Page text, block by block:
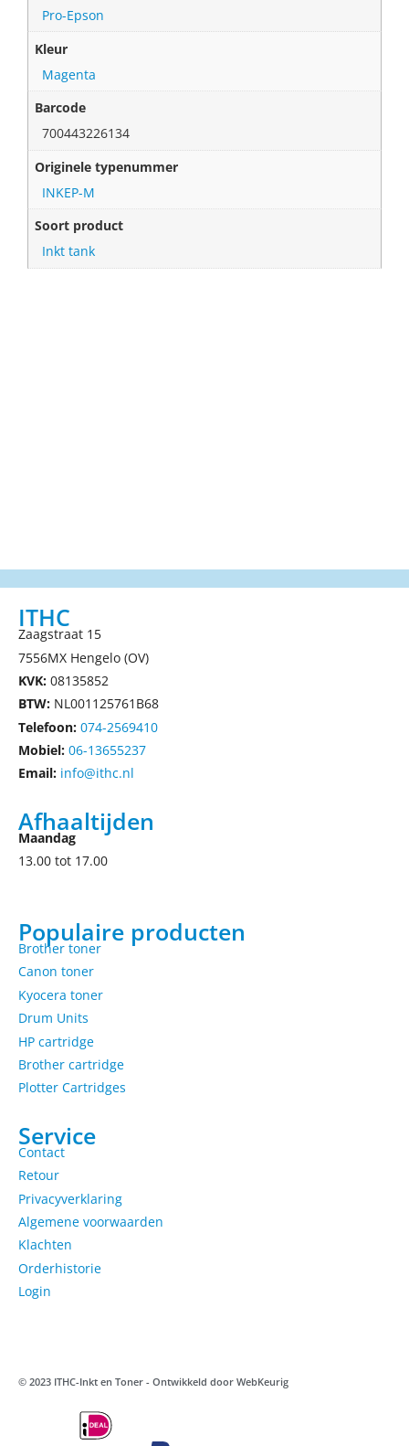
Pro-Epson
Kleur
Magenta
Barcode
700443226134
Originele typenummer
INKEP-M
Soort product
Inkt tank
ITHC
Zaagstraat 15
7556MX Hengelo (OV)
KVK: 08135852
BTW: NL001125761B68
Telefoon: 074-2569410
Mobiel: 06-13655237
Email: info@ithc.nl
Afhaaltijden
Maandag
13.00 tot 17.00
Populaire producten
Brother toner
Canon toner
Kyocera toner
Drum Units
HP cartridge
Brother cartridge
Plotter Cartridges
Service
Contact
Retour
Privacyverklaring
Algemene voorwaarden
Klachten
Orderhistorie
Login
© 2023 ITHC-Inkt en Toner - Ontwikkeld door WebKeurig